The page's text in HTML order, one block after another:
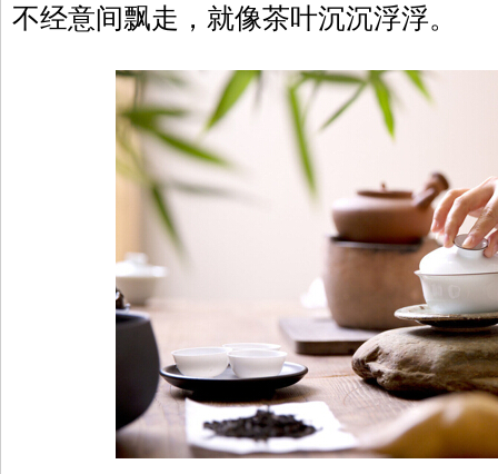
不经意间飘走，就像茶叶沉沉浮浮。